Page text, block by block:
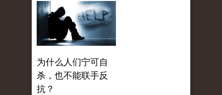
为什么人们宁可自
杀，也不能联手反
抗？